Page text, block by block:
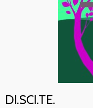
DI.SCI.TE.